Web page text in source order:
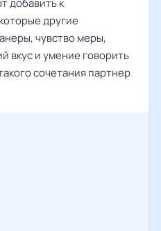
добавить к
другие
чувство меры,
вкус и умение говорить
сочетания партнер